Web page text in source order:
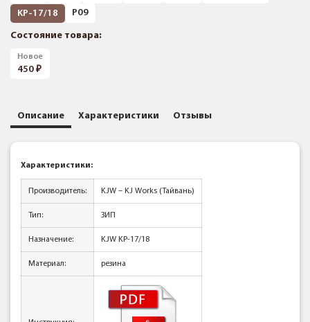
KP-17/18
P09
Состояние товара:
Новое
450
Описание Характеристики Отзывы
Характеристики:
Производитель: KJW – KJ Works (Тайвань)
Тип: ЗИП
Назначение: KJW KP-17/18
Материал: резина